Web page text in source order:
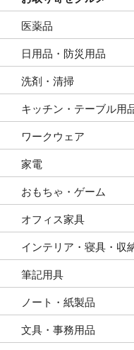
医薬品
日用品・防災用品
洗剤・清掃
キッチン・テーブル用
ワークウェア
家電
おもちゃ・ゲーム
オフィス家具
インテリア・寝具・収
筆記用具
ノート・紙製品
文具・事務用品